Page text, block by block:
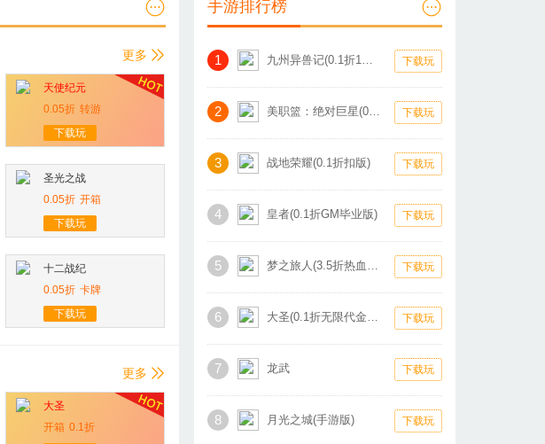
更多
天使纪元
0.05折 转游
下载玩
圣光之战
0.05折 开箱
下载玩
十二战纪
0.05折 卡牌
下载玩
更多
大圣
开箱 0.1折
手游排行榜
1 九州异兽记(0.1折1W免费版) 下载玩
2 美职篮：绝对巨星(0.1折卡牌) 下载玩
3 战地荣耀(0.1折扣版) 下载玩
4 皇者(0.1折GM毕业版) 下载玩
5 梦之旅人(3.5折热血霸业) 下载玩
6 大圣(0.1折无限代金买断版) 下载玩
7 龙武 下载玩
8 月光之城(手游版) 下载玩